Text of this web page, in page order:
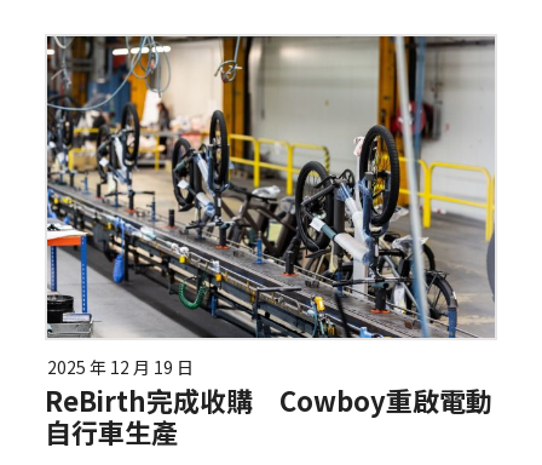
2025 年 12 月 19 日
ReBirth完成收購 Cowboy重啟電動
自行車生產